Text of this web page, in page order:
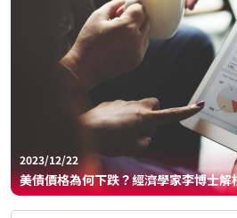
2023/12/22
美債價格為何下跌？經濟學家李博士